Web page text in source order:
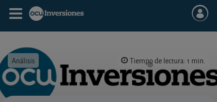
Análisis Tiempo de lectura: 1 min.